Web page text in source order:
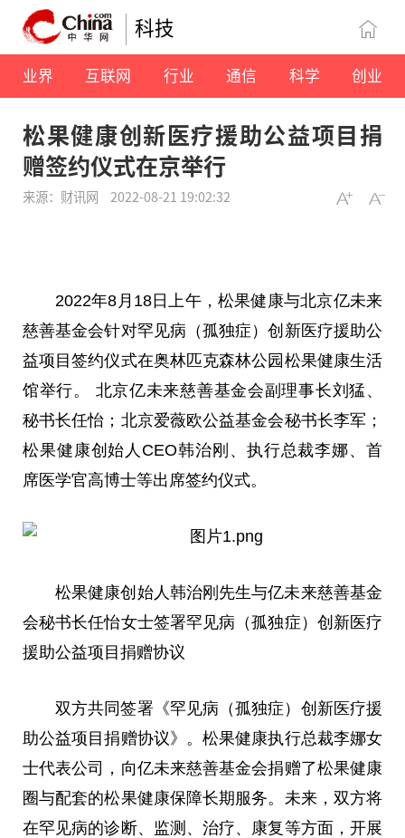
科技
业界 互联网 行业 通信 科学 创业
松果健康创新医疗援助公益项目捐
赠签约仪式在京举行
来源：财讯网 2022-08-21 19:02:32
2022年8月18日上午，松果健康与北京亿未来
慈善基金会针对罕见病（孤独症）创新医疗援助公
益项目签约仪式在奥林匹克森林公园松果健康生活
馆举行。 北京亿未来慈善基金会副理事长刘猛、
秘书长任怡；北京爱薇欧公益基金会秘书长李军；
松果健康创始人CEO韩治刚、执行总裁李娜、首
席医学官高博士等出席签约仪式。
松果健康创始人韩治刚先生与亿未来慈善基金
会秘书长任怡女士签署罕见病（孤独症）创新医疗
援助公益项目捐赠协议
双方共同签署《罕见病（孤独症）创新医疗援
助公益项目捐赠协议》。松果健康执行总裁李娜女
士代表公司，向亿未来慈善基金会捐赠了松果健康
圈与配套的松果健康保障长期服务。未来，双方将
在罕见病的诊断、监测、治疗、康复等方面，开展